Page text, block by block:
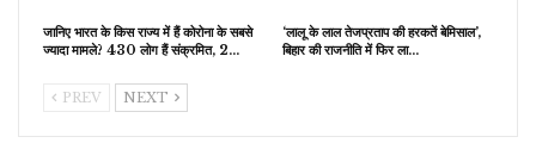
जानिए भारत के किस राज्य में हैं कोरोना के सबसे
ज्यादा मामले? 430 लोग हैं संक्रमित, 2…
‘लालू के लाल तेजप्रताप की हरकतें बेमिसाल’,
बिहार की राजनीति में फिर ला…
PREV NEXT